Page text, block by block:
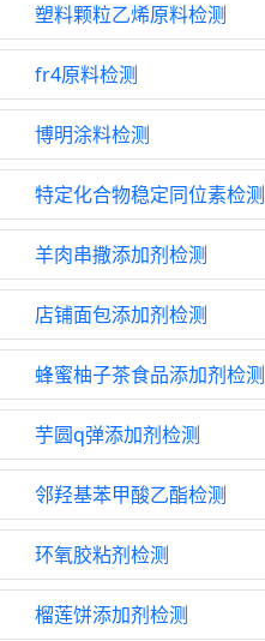
塑料颗粒乙烯原料检测
fr4原料检测
博明涂料检测
特定化合物稳定同位素检测
羊肉串撒添加剂检测
店铺面包添加剂检测
蜂蜜柚子茶食品添加剂检测
芋圆q弹添加剂检测
邻羟基苯甲酸乙酯检测
环氧胶粘剂检测
榴莲饼添加剂检测